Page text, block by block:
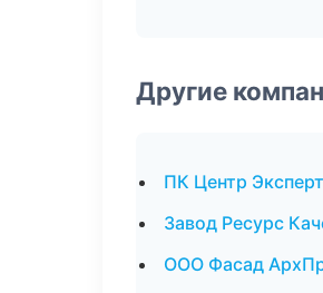
Другие
ПК Центр
Завод Ресурс
ООО Фасад